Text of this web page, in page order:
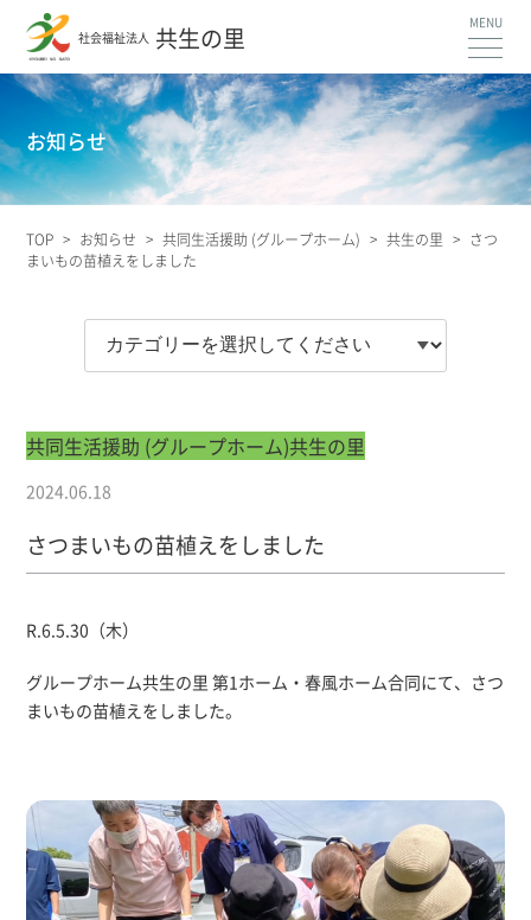
社会福祉法人 共生の里
お知らせ
TOP > お知らせ > 共同生活援助 (グループホーム) > 共生の里 > さつ
まいもの苗植えをしました
共同生活援助 (グループホーム)共生の里
2024.06.18
さつまいもの苗植えをしました
R.6.5.30（木）
グループホーム共生の里 第1ホーム・春風ホーム合同にて、さつ
まいもの苗植えをしました。